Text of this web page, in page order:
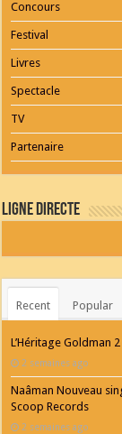
Concours
Festival
Livres
Spectacle
TV
Partenaire
Ligne Directe
Recent Popular
L’Héritage Goldman
2 semaines ago
Naâman Nouveau
Scoop Records
2 semaines ago